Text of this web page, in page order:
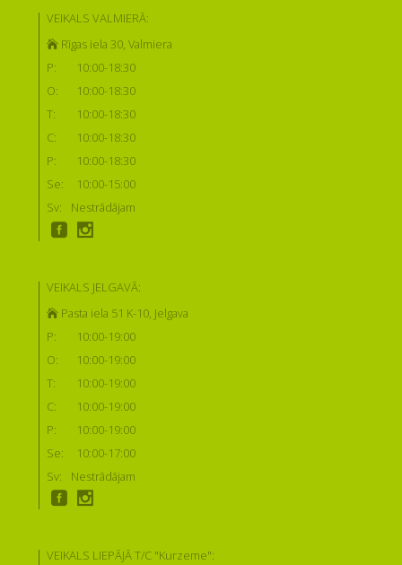
VEIKALS VALMIERĀ:
Rīgas iela 30, Valmiera
P:
10:00-18:30
O:
10:00-18:30
T:
10:00-18:30
C:
10:00-18:30
P:
10:00-18:30
Se:
10:00-15:00
Sv:
Nestrādājam
VEIKALS JELGAVĀ:
Pasta iela 51 K-10, Jelgava
P:
10:00-19:00
O:
10:00-19:00
T:
10:00-19:00
C:
10:00-19:00
P:
10:00-19:00
Se:
10:00-17:00
Sv:
Nestrādājam
VEIKALS LIEPĀJĀ T/C "Kurzeme":